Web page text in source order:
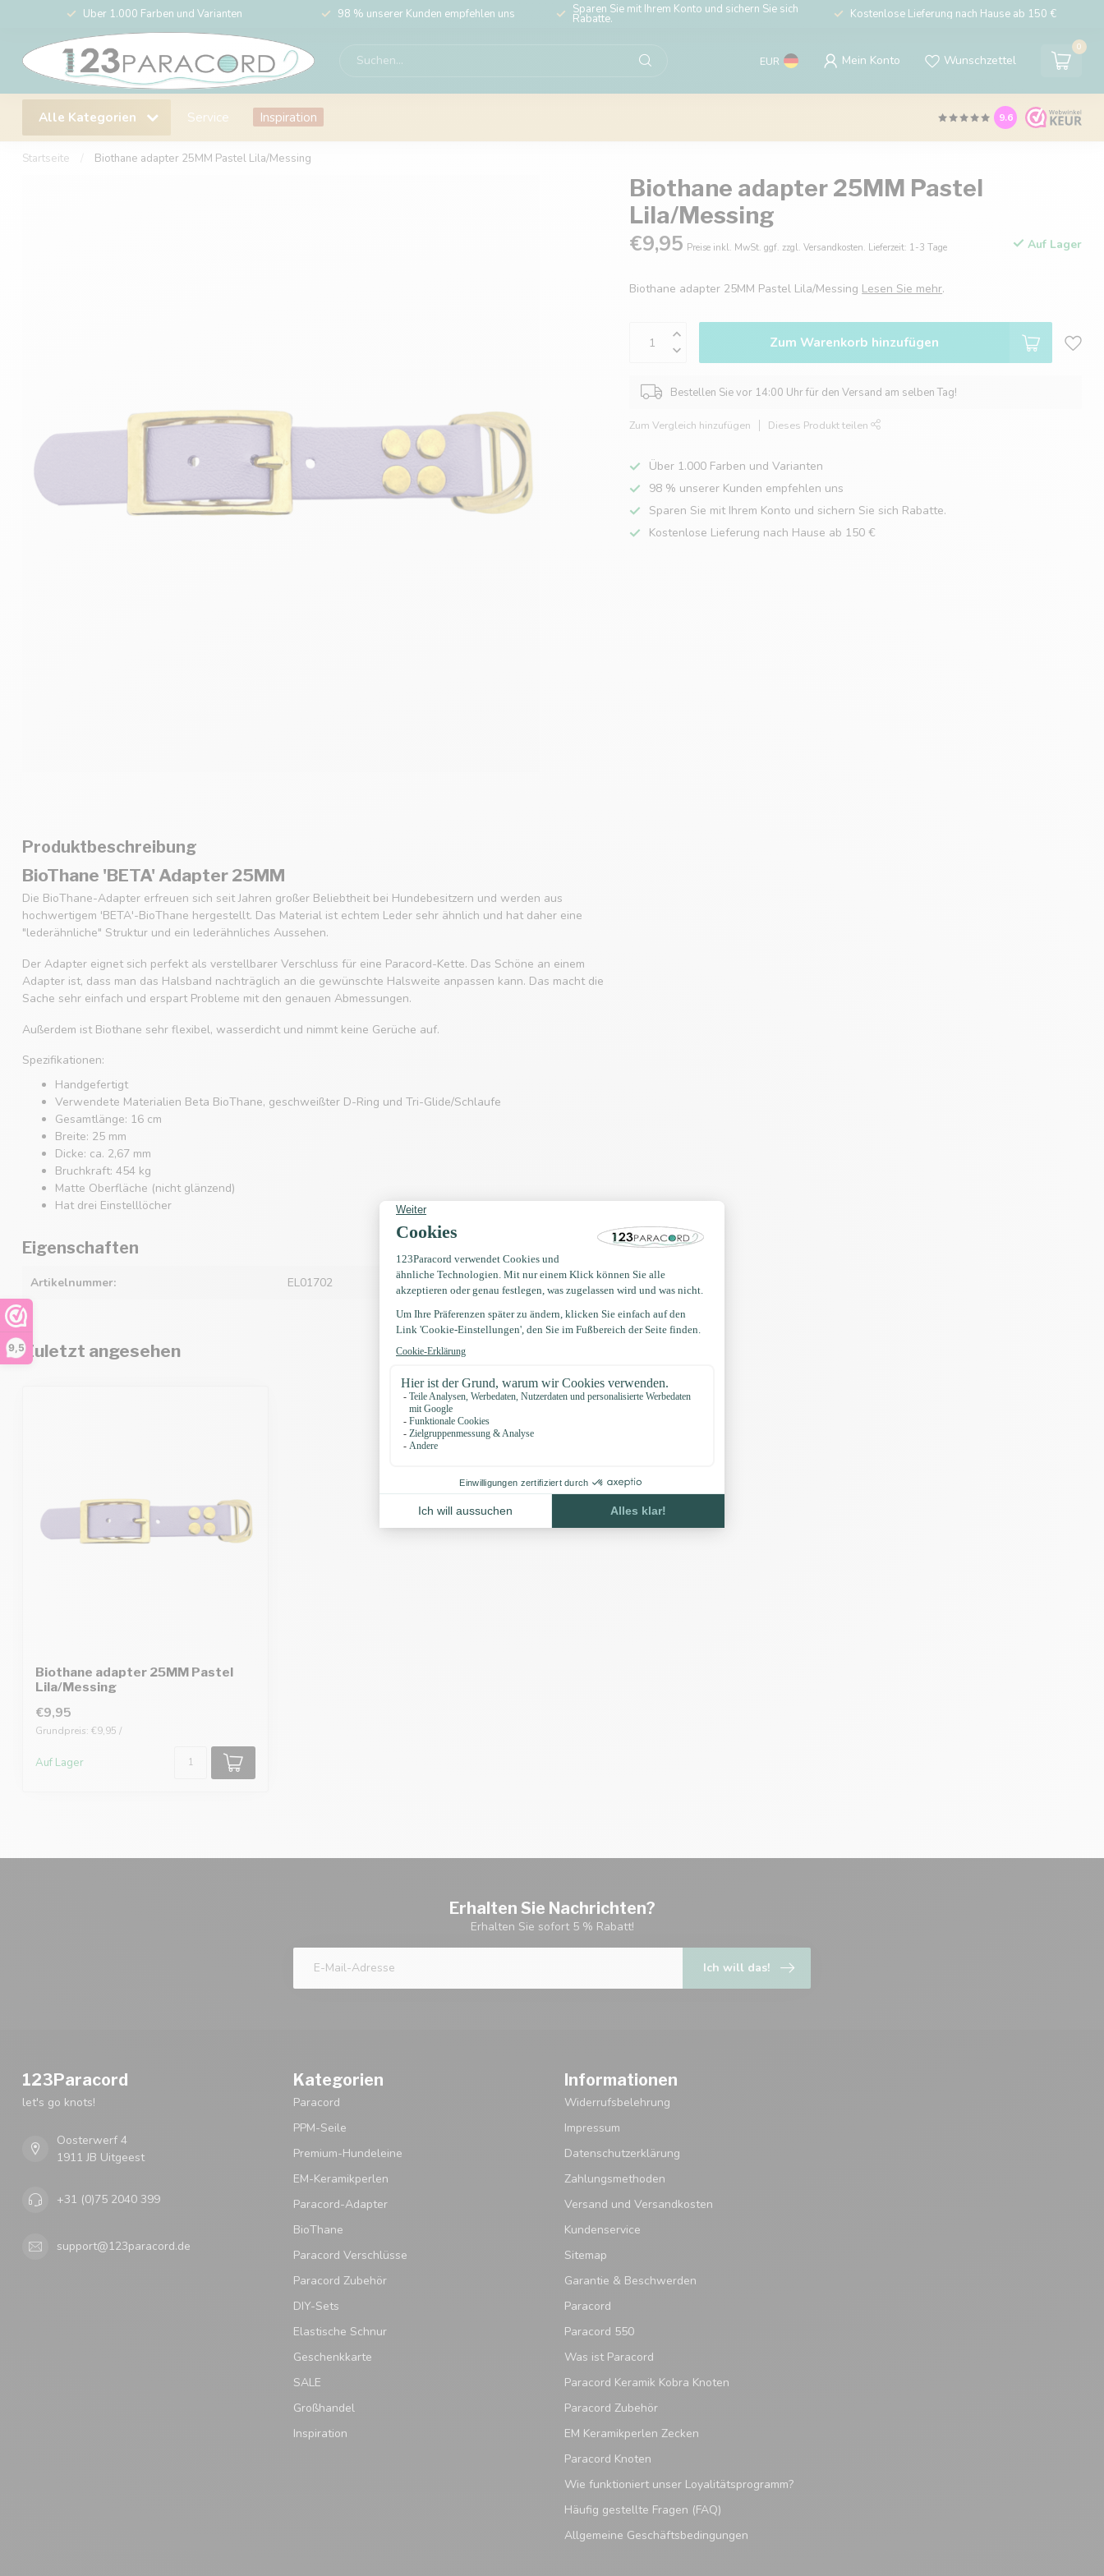
9,5
Über 1.000 Farben und Varianten 98 % unserer Kunden empfehlen uns Sparen Sie mit Ihrem Konto und sichern Sie sich
Rabatte. Kostenlose Lieferung nach Hause ab 150 €
EUR Mein Konto Wunschzettel
0
Alle Kategorien Service Inspiration 9.6
Startseite Biothane adapter 25MM Pastel Lila/Messing
Biothane adapter 25MM Pastel
Lila/Messing
€9,95 Preise inkl. MwSt. ggf. zzgl. Versandkosten. Lieferzeit: 1-3 Tage Auf Lager
Biothane adapter 25MM Pastel Lila/Messing Lesen Sie mehr.
Zum Warenkorb hinzufügen
Bestellen Sie vor 14:00 Uhr für den Versand am selben Tag!
Zum Vergleich hinzufügen Dieses Produkt teilen
Über 1.000 Farben und Varianten
98 % unserer Kunden empfehlen uns
Sparen Sie mit Ihrem Konto und sichern Sie sich Rabatte.
Kostenlose Lieferung nach Hause ab 150 €
Produktbeschreibung
BioThane 'BETA' Adapter 25MM
Die BioThane-Adapter erfreuen sich seit Jahren großer Beliebtheit bei Hundebesitzern und werden aus
hochwertigem 'BETA'-BioThane hergestellt. Das Material ist echtem Leder sehr ähnlich und hat daher eine
"lederähnliche" Struktur und ein lederähnliches Aussehen.
Der Adapter eignet sich perfekt als verstellbarer Verschluss für eine Paracord-Kette. Das Schöne an einem
Adapter ist, dass man das Halsband nachträglich an die gewünschte Halsweite anpassen kann. Das macht die
Sache sehr einfach und erspart Probleme mit den genauen Abmessungen.
Außerdem ist Biothane sehr flexibel, wasserdicht und nimmt keine Gerüche auf.
Spezifikationen:
Handgefertigt
Verwendete Materialien Beta BioThane, geschweißter D-Ring und Tri-Glide/Schlaufe
Gesamtlänge: 16 cm
Breite: 25 mm
Dicke: ca. 2,67 mm
Bruchkraft: 454 kg
Matte Oberfläche (nicht glänzend)
Hat drei Einstelllöcher
Eigenschaften
Artikelnummer: EL01702
Zuletzt angesehen
Biothane adapter 25MM Pastel
Lila/Messing
€9,95
Grundpreis: €9,95 /
Auf Lager
Erhalten Sie Nachrichten?
Erhalten Sie sofort 5 % Rabatt!
Ich will das!
123Paracord
let's go knots!
Oosterwerf 4
1911 JB Uitgeest
+31 (0)75 2040 399
support@123paracord.de
Kategorien
Paracord
PPM-Seile
Premium-Hundeleine
EM-Keramikperlen
Paracord-Adapter
BioThane
Paracord Verschlüsse
Paracord Zubehör
DIY-Sets
Elastische Schnur
Geschenkkarte
SALE
Großhandel
Inspiration
Informationen
Widerrufsbelehrung
Impressum
Datenschutzerklärung
Zahlungsmethoden
Versand und Versandkosten
Kundenservice
Sitemap
Garantie & Beschwerden
Paracord
Paracord 550
Was ist Paracord
Paracord Keramik Kobra Knoten
Paracord Zubehör
EM Keramikperlen Zecken
Paracord Knoten
Wie funktioniert unser Loyalitätsprogramm?
Häufig gestellte Fragen (FAQ)
Allgemeine Geschäftsbedingungen